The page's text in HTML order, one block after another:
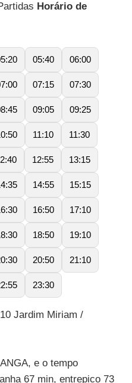
Horário de
05:40 06:00
07:15 07:30
09:05 09:25
11:10 11:30
12:55 13:15
14:55 15:15
16:50 17:10
18:50 19:10
20:50 21:10
23:30
Jardim Miriam /
e o tempo
67 min, entrepico 73